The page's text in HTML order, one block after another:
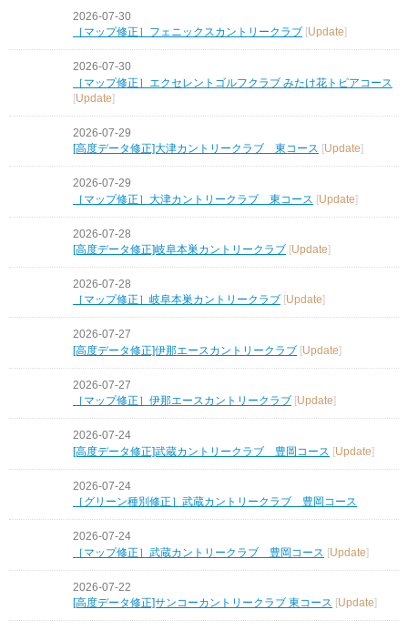
2026-07-30
［マップ修正］フェニックスカントリークラブ [Update]
2026-07-30
［マップ修正］エクセレントゴルフクラブ みたけ花トピアコース
[Update]
2026-07-29
[高度データ修正]大津カントリークラブ 東コース [Update]
2026-07-29
［マップ修正］大津カントリークラブ 東コース [Update]
2026-07-28
[高度データ修正]岐阜本巣カントリークラブ [Update]
2026-07-28
［マップ修正］岐阜本巣カントリークラブ
Update
2026-07-27
[高度データ修正]伊那エースカントリークラブ [Update]
2026-07-27
［マップ修正］伊那エースカントリークラブ
Update
2026-07-24
[高度データ修正]武蔵カントリークラブ 豊岡コース [Update]
2026-07-24
［グリーン種別修正］武蔵カントリークラブ 豊岡コース
2026-07-24
［マップ修正］武蔵カントリークラブ 豊岡コース [Update]
2026-07-22
[高度データ修正]サンコーカントリークラブ 東コース [Update]